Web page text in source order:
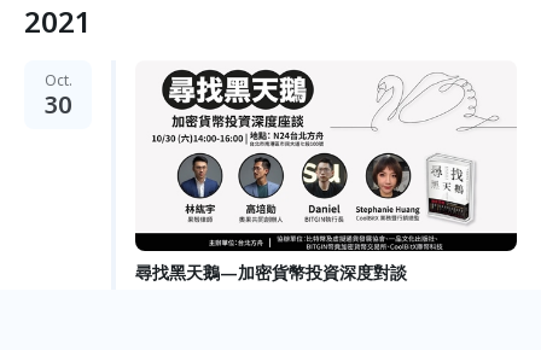
2021
Oct.
30
尋找黑天鵝—加密貨幣投資深度對談